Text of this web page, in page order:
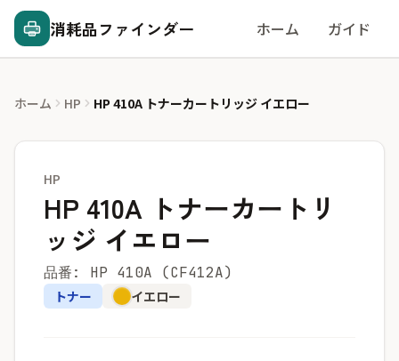
消耗品ファインダー ホーム ガイド
ホーム HP HP 410A トナーカートリッジ イエロー
HP
HP 410A トナーカートリ
ッジ イエロー
品番: HP 410A (CF412A)
トナー イエロー